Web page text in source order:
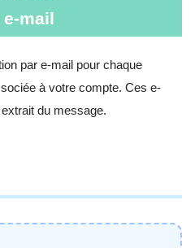
mail
par e-mail pour chaque
à votre compte. Ces e-
du message.